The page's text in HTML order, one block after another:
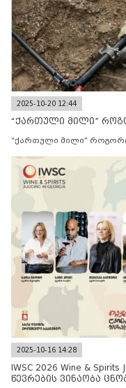
2025-10-20 12:44
“ქართული მილი”
“ქართული მილი”
2025-10-16 14:28
IWSC 2026 Wine &
წევრების ვინაობა